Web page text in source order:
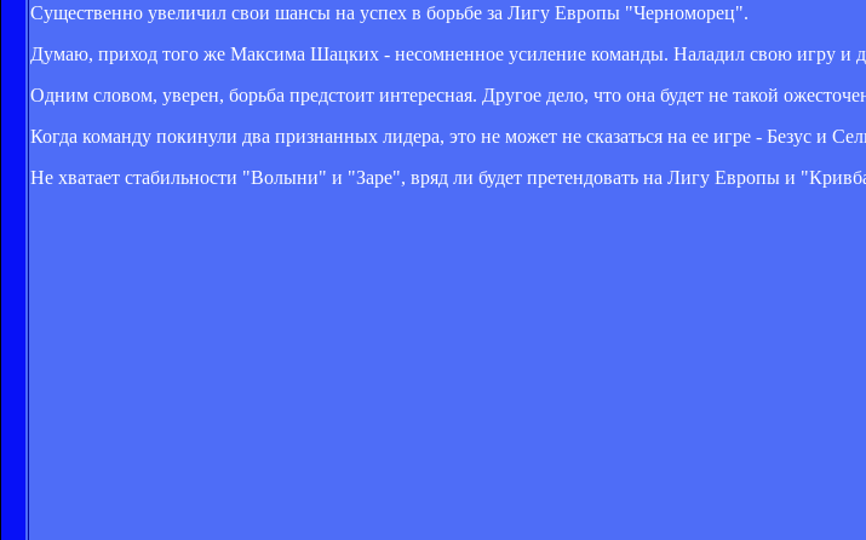
Существенно увеличил свои шансы на успех в борьбе за Лигу Европы "Черноморец".
Думаю, приход того же Максима Шацких - несомненное усиление команды. Наладил свою игру и
Одним словом, уверен, борьба предстоит интересная. Другое дело, что она будет не такой
Когда команду покинули два признанных лидера, это не может не сказаться на ее игре - Безус и
Не хватает стабильности "Волыни" и "Заре", вряд ли будет претендовать на Лигу Европы и